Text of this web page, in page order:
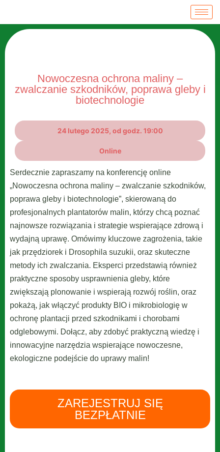
Nowoczesna ochrona maliny –
zwalczanie szkodników, poprawa gleby i
biotechnologie
24 lutego 2025, od godz. 19:00
Online
Serdecznie zapraszamy na konferencję online
„Nowoczesna ochrona maliny – zwalczanie szkodników,
poprawa gleby i biotechnologie”, skierowaną do
profesjonalnych plantatorów malin, którzy chcą poznać
najnowsze rozwiązania i strategie wspierające zdrową i
wydajną uprawę. Omówimy kluczowe zagrożenia, takie
jak przędziorek i Drosophila suzukii, oraz skuteczne
metody ich zwalczania. Eksperci przedstawią również
praktyczne sposoby usprawnienia gleby, które
zwiększają plonowanie i wspierają rozwój roślin, oraz
pokażą, jak włączyć produkty BIO i mikrobiologię w
ochronę plantacji przed szkodnikami i chorobami
odglebowymi. Dołącz, aby zdobyć praktyczną wiedzę i
innowacyjne narzędzia wspierające nowoczesne,
ekologiczne podejście do uprawy malin!
ZAREJESTRUJ SIĘ
BEZPŁATNIE